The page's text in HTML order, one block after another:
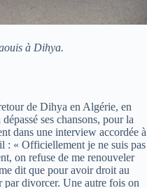
à Dihya.
de Dihya en Algérie, en
ses chansons, pour la
dans une interview accordée à
: « Officiellement je ne suis pas
on refuse de me renouveler
dit que pour avoir droit au
par divorcer. Une autre fois on